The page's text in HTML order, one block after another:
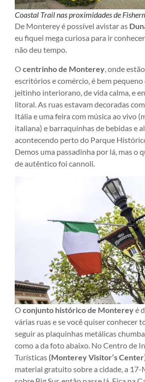
Coastal Trail nas proximidades de
De Monterey é possível avistar as
eu fiquei mega curiosa para ir
não deu tempo.
O centrinho de Monterey , onde
escritórios e comércio, é bem pequeno
jeitinho interiorano, de vida calma, e
litoral. As ruas estavam decoradas
Itália e uma feira com música ao vivo
italiana) e barraquinhas de bebidas e
acontecendo perto do Parque
Demos uma passadinha por lá, mas o
de autêntico foi cannoli.
O conjunto histórico de Montereyé
várias ruas e se você quiser conhecer
seguir as plaquinhas metálicas
como a da foto abaixo. No Centro de
Turísticas (Monterey Visitor’s Center
material gratuito sobre a cidade, a 17-